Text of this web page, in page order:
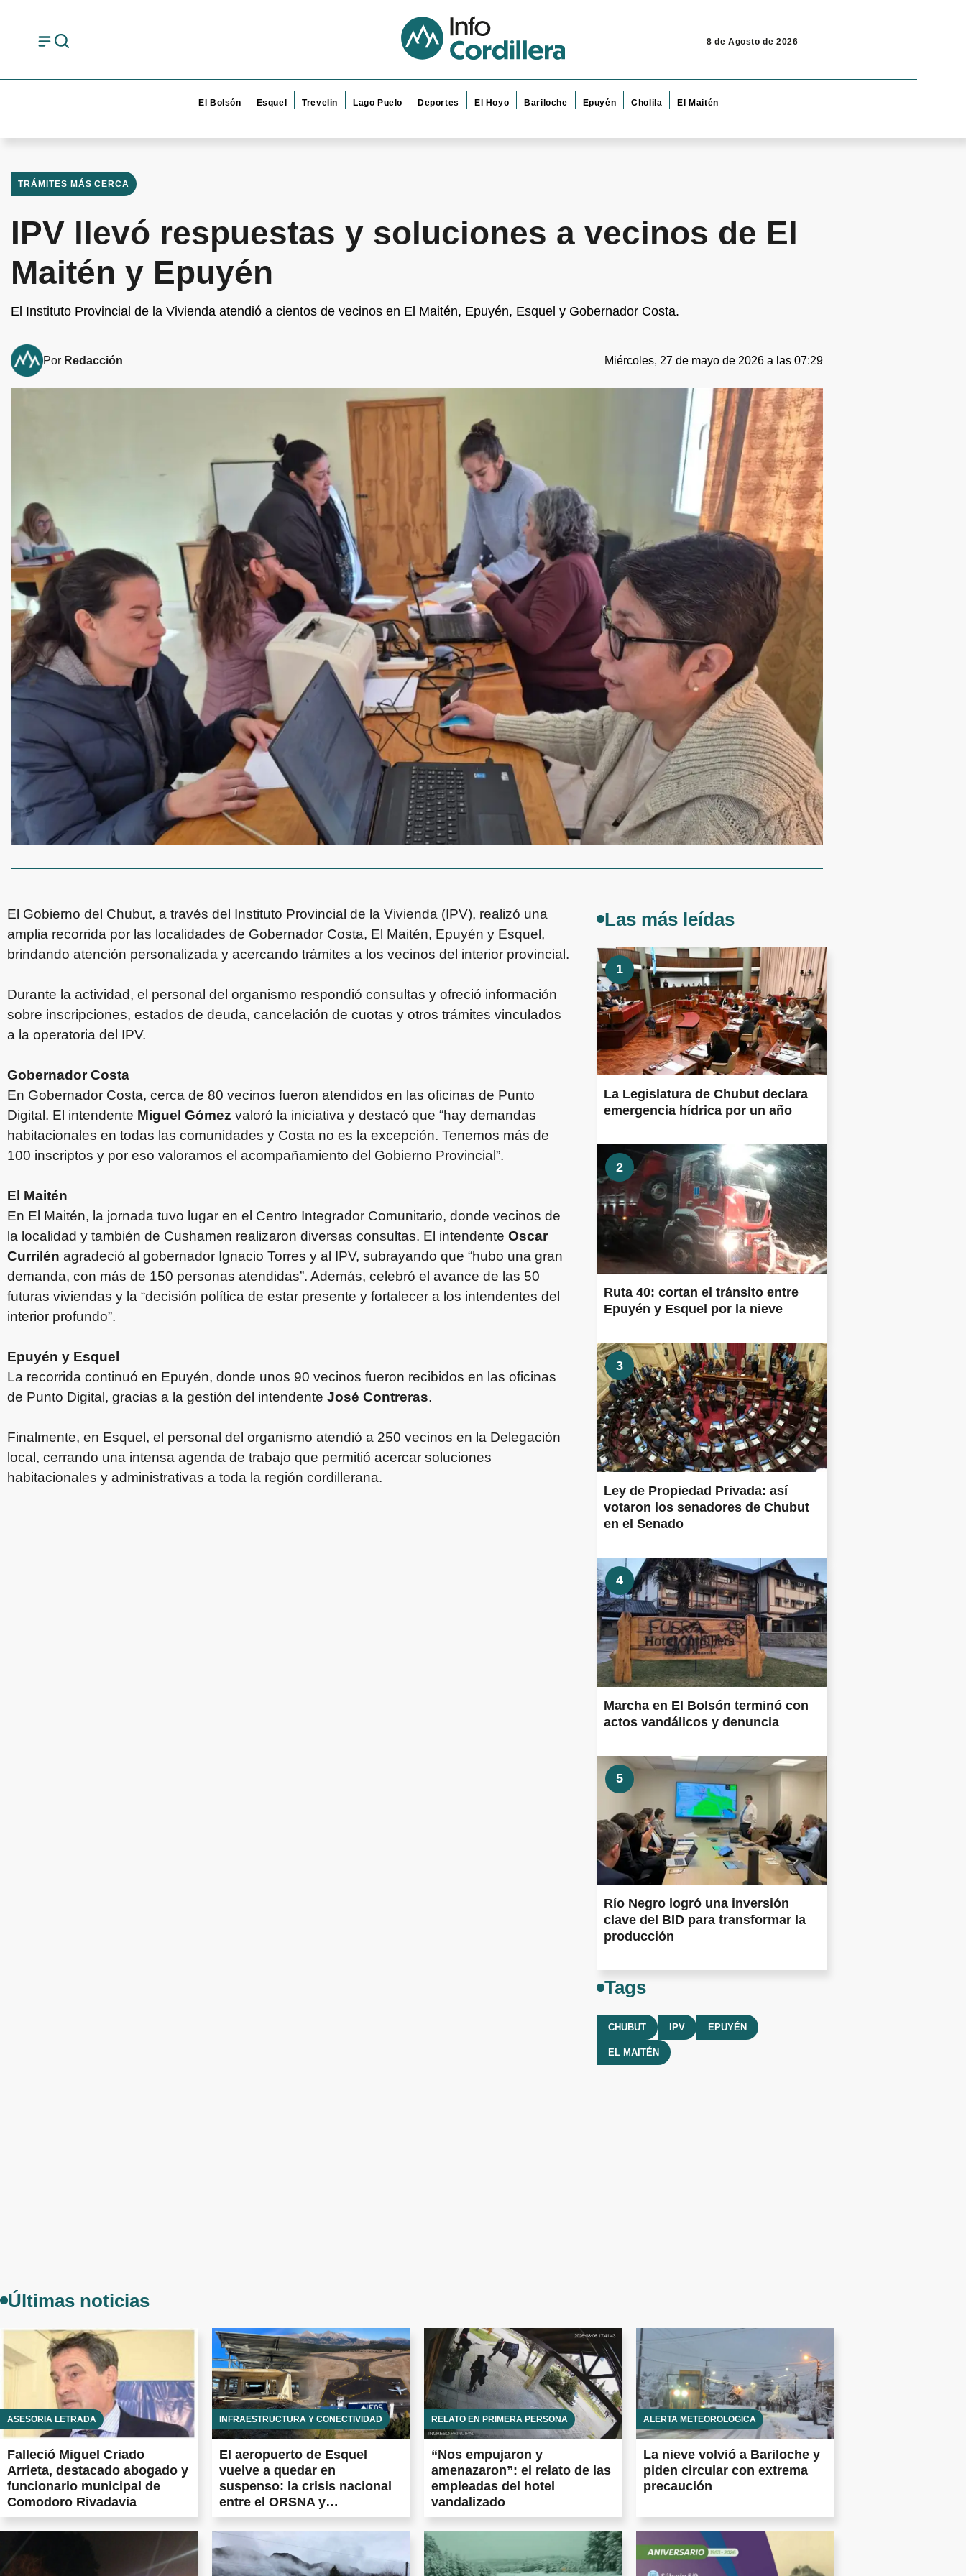
8 de Agosto de 2026
El Bolsón Esquel Trevelin Lago Puelo Deportes El Hoyo Bariloche Epuyén Cholila El Maitén
TRÁMITES MÁS CERCA
IPV llevó respuestas y soluciones a vecinos de El
Maitén y Epuyén
El Instituto Provincial de la Vivienda atendió a cientos de vecinos en El Maitén, Epuyén, Esquel y Gobernador Costa.
Por Redacción Miércoles, 27 de mayo de 2026 a las 07:29
El Gobierno del Chubut, a través del Instituto Provincial de la Vivienda (IPV), realizó una
amplia recorrida por las localidades de Gobernador Costa, El Maitén, Epuyén y Esquel,
brindando atención personalizada y acercando trámites a los vecinos del interior provincial.
Durante la actividad, el personal del organismo respondió consultas y ofreció información
sobre inscripciones, estados de deuda, cancelación de cuotas y otros trámites vinculados
a la operatoria del IPV.
Gobernador Costa
En Gobernador Costa, cerca de 80 vecinos fueron atendidos en las oficinas de Punto
Digital. El intendente Miguel Gómez valoró la iniciativa y destacó que “hay demandas
habitacionales en todas las comunidades y Costa no es la excepción. Tenemos más de
100 inscriptos y por eso valoramos el acompañamiento del Gobierno Provincial”.
El Maitén
En El Maitén, la jornada tuvo lugar en el Centro Integrador Comunitario, donde vecinos de
la localidad y también de Cushamen realizaron diversas consultas. El intendente Oscar
Currilén agradeció al gobernador Ignacio Torres y al IPV, subrayando que “hubo una gran
demanda, con más de 150 personas atendidas”. Además, celebró el avance de las 50
futuras viviendas y la “decisión política de estar presente y fortalecer a los intendentes del
interior profundo”.
Epuyén y Esquel
La recorrida continuó en Epuyén, donde unos 90 vecinos fueron recibidos en las oficinas
de Punto Digital, gracias a la gestión del intendente José Contreras.
Finalmente, en Esquel, el personal del organismo atendió a 250 vecinos en la Delegación
local, cerrando una intensa agenda de trabajo que permitió acercar soluciones
habitacionales y administrativas a toda la región cordillerana.
Las más leídas
1
La Legislatura de Chubut declara
emergencia hídrica por un año
2
Ruta 40: cortan el tránsito entre
Epuyén y Esquel por la nieve
3
Ley de Propiedad Privada: así
votaron los senadores de Chubut
en el Senado
4
Marcha en El Bolsón terminó con
actos vandálicos y denuncia
5
Río Negro logró una inversión
clave del BID para transformar la
producción
Tags
CHUBUT IPV EPUYÉN
EL MAITÉN
Últimas noticias
ASESORÍA LETRADA
Falleció Miguel Criado
Arrieta, destacado abogado y
funcionario municipal de
Comodoro Rivadavia
INFRAESTRUCTURA Y CONECTIVIDAD
El aeropuerto de Esquel
vuelve a quedar en
suspenso: la crisis nacional
entre el ORSNA y
Aeropuertos Argentina frena
las obras prometidas en todo
el país
RELATO EN PRIMERA PERSONA
“Nos empujaron y
amenazaron”: el relato de las
empleadas del hotel
vandalizado
ALERTA METEOROLÓGICA
La nieve volvió a Bariloche y
piden circular con extrema
precaución